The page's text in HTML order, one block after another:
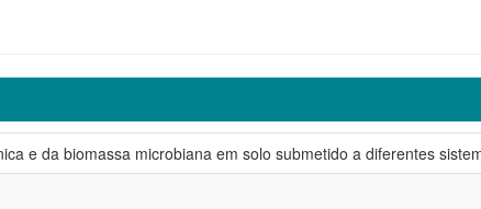
e da biomassa microbiana em solo submetido a diferentes